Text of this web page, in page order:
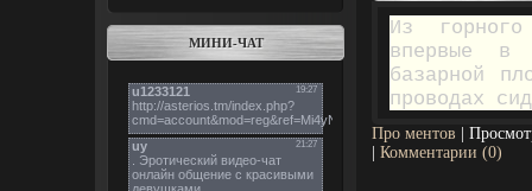
МИНИ-ЧАТ
Из
впервые в
базарной
проводах
Про ментов |
Комментарии (0)